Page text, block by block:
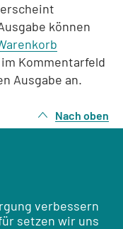
können
Kommentarfeld
Ausgabe an.
Nach oben
verbessern
setzen wir uns